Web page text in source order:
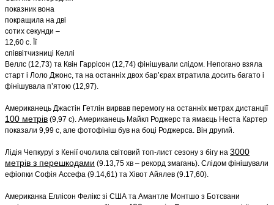
показник вона
покращила на дві
сотих секунди –
12,60 с. Її
співвітчизниці Келлі
Веллс (12,73) та Квін Гаррісон (12,74) фінішували слідом. Непогано взяла
старт і Лоло Джонс, та на останніх двох бар’єрах втратила досить багато і
фінішувала п’ятою (12,97).
Американець Джастін Гетлін вирвав перемогу на останніх метрах дистанції
100 метрів (9,97 с). Американець Майкл Роджерс та ямаєць Неста Картер
показали 9,99 с, але фотофініш був на боці Роджерса. Він другий.
Лідія Чепкуруі з Кенії очолила світовий топ-лист сезону з бігу на 3000
метрів з перешкодами (9.13,75 хв – рекорд змагань). Слідом фінішували
ефіопки Софія Ассефа (9.14,61) та Хівот Айялев (9.17,60).
Американка Еллісон Фелікс зі США та Амантле Монтшо з Ботсвани